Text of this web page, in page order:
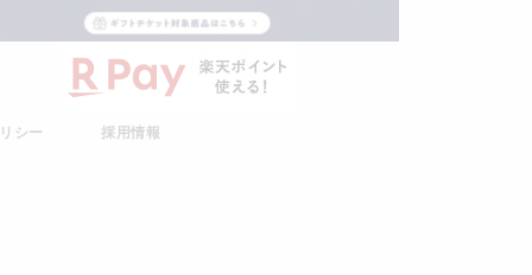
シー 採用情報